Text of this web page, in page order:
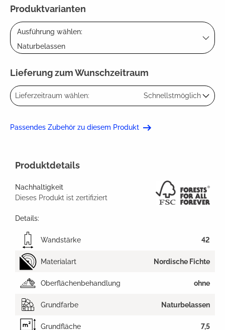
Produktvarianten
Ausführung wählen:
Naturbelassen
Lieferung zum Wunschzeitraum
Lieferzeitraum wählen: Schnellstmöglich
Passendes Zubehör zu diesem Produkt
Produktdetails
Nachhaltigkeit
Dieses Produkt ist zertifiziert
Details:
Wandstärke 42
Materialart Nordische Fichte
Oberflächenbehandlung ohne
Grundfarbe Naturbelassen
Grundfläche 7,5